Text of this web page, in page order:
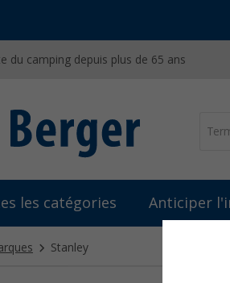
du camping depuis plus de 65 ans
les catégories Anticiper
Stanley